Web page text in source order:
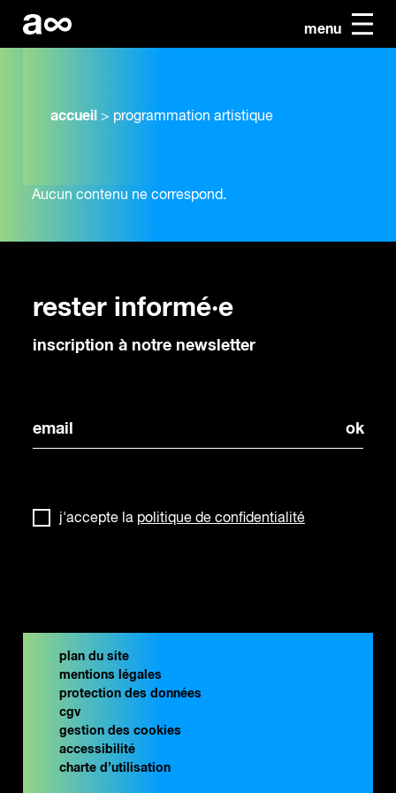
menu
accueil > programmation artistique
Aucun contenu ne correspond.
rester informé·e
inscription à notre newsletter
j'accepte la politique de confidentialité
plan du site
mentions légales
protection des données
cgv
gestion des cookies
accessibilité
charte d’utilisation